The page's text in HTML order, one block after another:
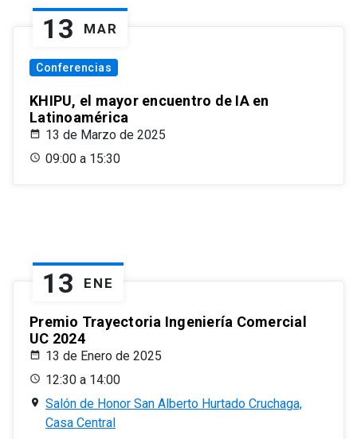
13 MAR
Conferencias
KHIPU, el mayor encuentro de IA en
Latinoamérica
13 de Marzo de 2025
09:00 a 15:30
13 ENE
Premio Trayectoria Ingeniería Comercial
UC 2024
13 de Enero de 2025
12:30 a 14:00
Salón de Honor San Alberto Hurtado Cruchaga,
Casa Central